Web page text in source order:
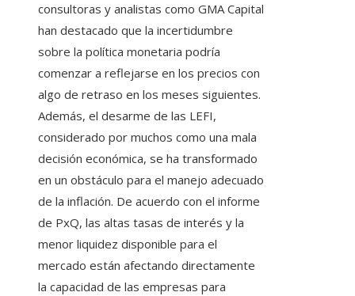
consultoras y analistas como GMA Capital
han destacado que la incertidumbre
sobre la política monetaria podría
comenzar a reflejarse en los precios con
algo de retraso en los meses siguientes.
Además, el desarme de las LEFI,
considerado por muchos como una mala
decisión económica, se ha transformado
en un obstáculo para el manejo adecuado
de la inflación. De acuerdo con el informe
de PxQ, las altas tasas de interés y la
menor liquidez disponible para el
mercado están afectando directamente
la capacidad de las empresas para